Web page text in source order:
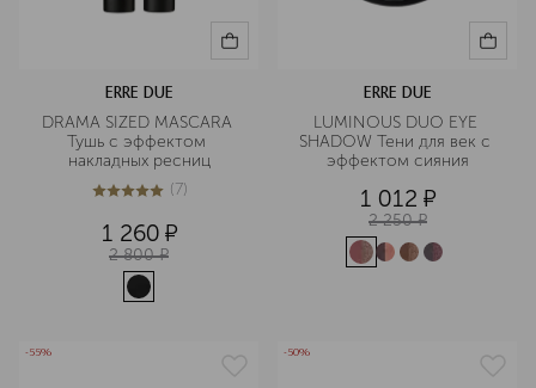
ERRE DUE
DRAMA SIZED MASCARA
Тушь с эффектом
накладных ресниц
5из 57 (7)
1 260 ¤
2 800 ¤
ERRE DUE
LUMINOUS DUO EYE
SHADOW Тени для век с
эффектом сияния
1 012 ¤
2 250 ¤
-55% -50%